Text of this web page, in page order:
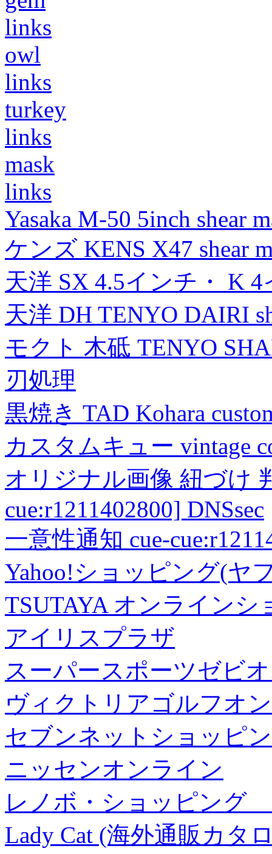
links
owl
links
turkey
links
mask
links
Yasaka M-50 5inch shear
ケンズ KENS X47 shear
天洋 SX 4.5インチ・ K
天洋 DH TENYO DAIRI
モクト 木砥 TENYO
刃処理
黒焼き TAD Kohara
カスタムキュー vintage
オリジナル画像 紐づけ
cue:r1211402800] DNSsec
一意性通知 cue-
Yahoo!ショッピング(ヤ
TSUTAYA オンラインシ
アイリスプラザ
スーパースポーツゼビ
ヴィクトリアゴルフオ
セブンネットショッピ
ニッセンオンライン
レノボ・ショッピング
Lady Cat (海外通販カタ